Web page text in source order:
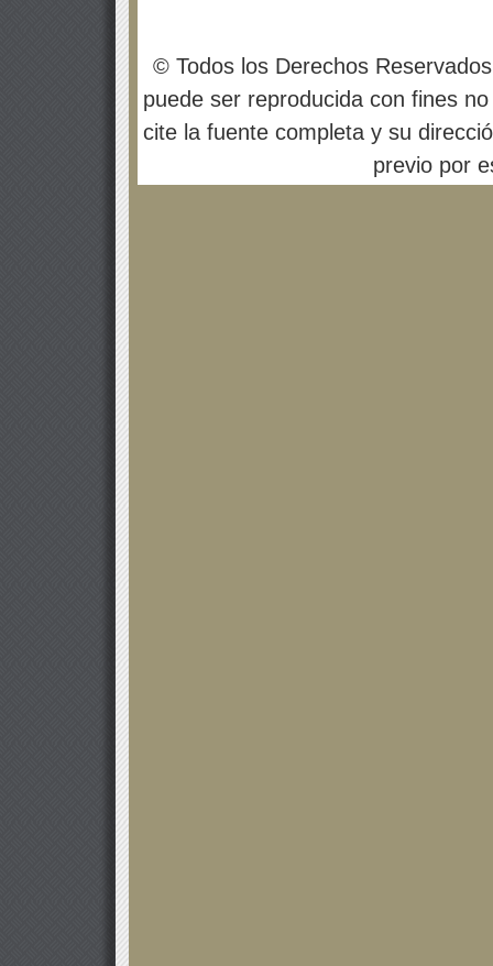
© Todos los Derechos
puede ser reproducida con fines
cite la fuente completa y su
previo por